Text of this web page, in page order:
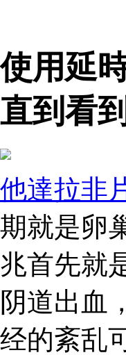
使用延
直到看
他達拉非
期就是卵
兆首先就
阴道出血
经的紊乱